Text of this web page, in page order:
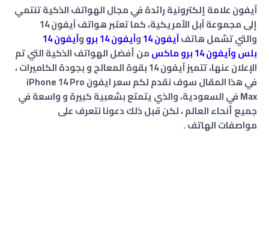
آيفون علامة إلكترونية رائدة في مجال الهواتف الذكية تنتمي
إلى مجموعة آبل الأمريكية، كما تعتبر هواتف آيفون 14
والتي تشمل هاتفآيفون 14 وآيفون 14 برو و
آيفون 14
بلسوآيفون 14 برو ماكس
من أفضل الهواتف الذكية التي تم
الإعلان عنها، تتميز آيفون 14 بقوة المعالج و بجودة الكاميرات ،
في هذا المقال سوف نقدم لكم سعر ايفون iPhone 14 Pro
Max في السعودية، والذي يتمتع بشعبية كبيرة و واسعة في
جميع أنحاء العالم ، لكن قبل ذلك دعونا نتعرف على
مواصفاتالهاتف .